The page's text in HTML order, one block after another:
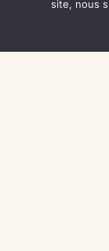
EN ATTENDANT
NOS SOUTIENS
site, nous